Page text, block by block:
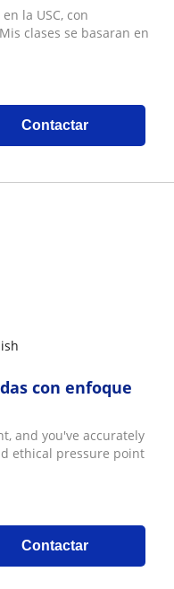
la USC, con
clases se basaran en
Contactar
con enfoque
and you've accurately
ethical pressure point
Contactar